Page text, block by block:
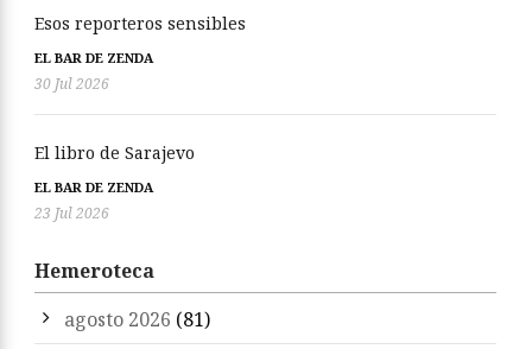
Esos reporteros sensibles
EL BAR DE ZENDA
30 Jul 2026
El libro de Sarajevo
EL BAR DE ZENDA
23 Jul 2026
Hemeroteca
agosto 2026 (81)